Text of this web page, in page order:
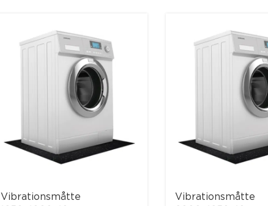
Vibrationsmåtte
Vibrationsmåtte